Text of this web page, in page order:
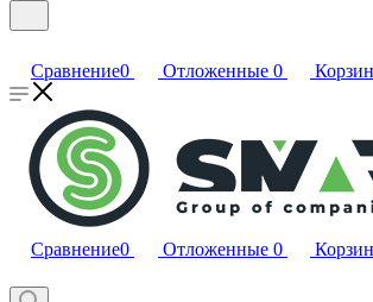
Сравнение0 Отложенные 0
Сравнение0 Отложенные 0